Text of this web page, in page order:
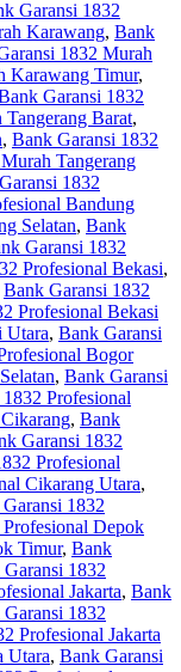
Garansi 1832
Karawang, Bank
1832 Murah
Karawang Timur,
Garansi 1832
Barat,
, Bank Garansi 1832
Tangerang
1832
Bandung
Selatan, Bank
Garansi 1832
Profesional Bekasi,
Bank Garansi 1832
Profesional Bekasi
Utara, Bank Garansi
Bogor
, Bank Garansi
Profesional
, Bank
Garansi 1832
Profesional
Cikarang Utara,
1832
Depok
Timur, Bank
1832
Jakarta, Bank
1832
Profesional Jakarta
Utara, Bank Garansi